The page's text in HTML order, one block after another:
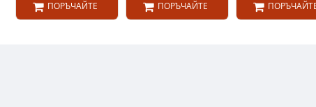
ПОРЪЧАЙТЕ ПОРЪЧАЙТЕ